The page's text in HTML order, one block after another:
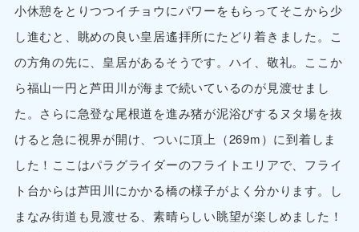
小休憩をとりつつイチョウにパワーをもらってそこから少
し進むと、眺めの良い皇居遙拝所にたどり着きました。こ
の方角の先に、皇居があるそうです。ハイ、敬礼。ここか
ら福山一円と芦田川が海まで続いているのが見渡せまし
た。さらに急登な尾根道を進み猪が泥浴びするヌタ場を抜
けると急に視界が開け、ついに頂上（269m）に到着しま
した！ここはパラグライダーのフライトエリアで、フライ
ト台からは芦田川にかかる橋の様子がよく分かります。し
まなみ街道も見渡せる、素晴らしい眺望が楽しめました！